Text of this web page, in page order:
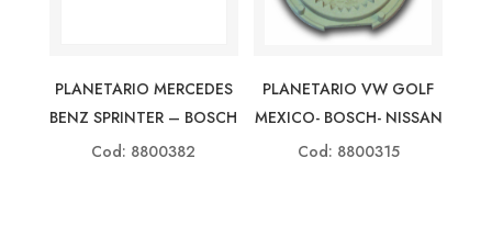
PLANETARIO MERCEDES
BENZ SPRINTER – BOSCH
Cod: 8800382
PLANETARIO VW GOLF
MEXICO- BOSCH- NISSAN
Cod: 8800315